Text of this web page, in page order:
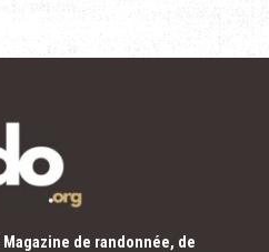
Magazine de randonnée, de